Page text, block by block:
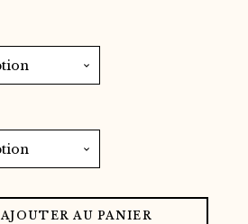
AJOUTER AU PANIER